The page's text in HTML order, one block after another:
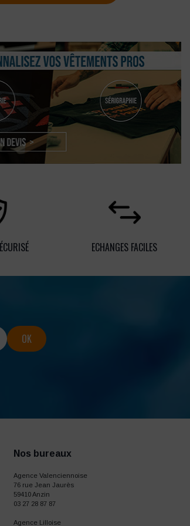
ECHANGES FACILES
Nos bureaux
Agence Valenciennoise
76 rue Jean Jaurès
59410 Anzin
03 27 28 87 87
Agence Lilloise